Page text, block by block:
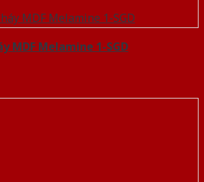
MDF Melamine 1-SGD